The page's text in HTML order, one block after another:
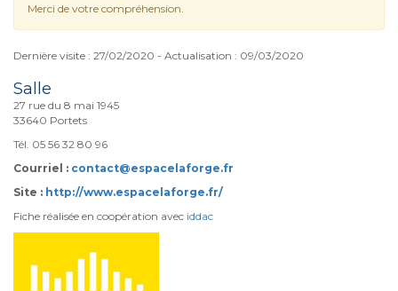
Merci de votre compréhension.
Dernière visite : 27/02/2020 - Actualisation : 09/03/2020
Salle
27 rue du 8 mai 1945
33640 Portets
Tél. 05 56 32 80 96
Courriel : contact@espacelaforge.fr
Site : http://www.espacelaforge.fr/
Fiche réalisée en coopération avec iddac